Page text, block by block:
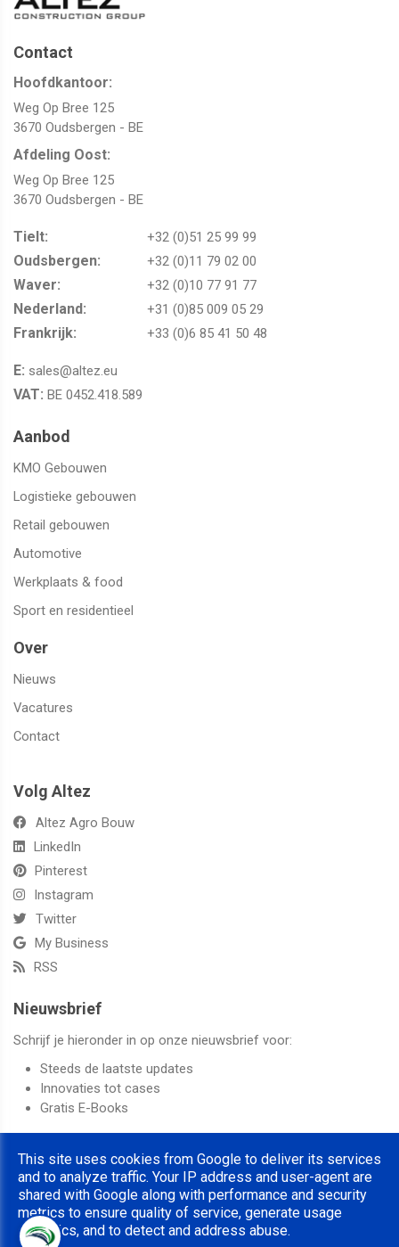
Contact
Hoofdkantoor:
Weg Op Bree 125
3670 Oudsbergen - BE
Afdeling Oost:
Weg Op Bree 125
3670 Oudsbergen - BE
Tielt: +32 (0)51 25 99 99
Oudsbergen​​​​​​​: +32 (0)11 79 02 00
Waver:​​​​​​​ +32 (0)10 77 91 77
Nederland: +31 (0)85 009 05 29
Frankrijk: +33 (0)6 85 41 50 48
E: sales@altez.eu
VAT: BE 0452.418.589
Aanbod
KMO Gebouwen
Logistieke gebouwen
Retail gebouwen
Automotive
Werkplaats & food
Sport en residentieel
Over
Nieuws
Vacatures
Contact
Volg Altez
Altez Agro Bouw
LinkedIn
Pinterest
Instagram
Twitter
My Business
RSS
Nieuwsbrief
Schrijf je hieronder in op onze nieuwsbrief voor:
Steeds de laatste updates
Innovaties tot cases
Gratis E-Books
© 2022 Altez Group | Alle rechten voorbehouden
Algemene voorwaarden|Disclaimer|Privacy & Cookies
This site uses cookies from Google to deliver its services
and to analyze traffic. Your IP address and user-agent are
shared with Google along with performance and security
metrics to ensure quality of service, generate usage
statistics, and to detect and address abuse.